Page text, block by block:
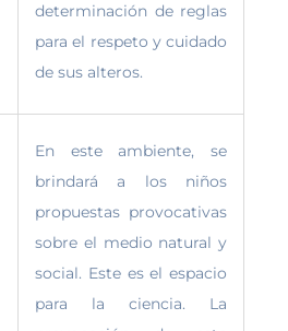
determinación de reglas
para el respeto y cuidado
de sus alteros.
En este ambiente, se
brindará a los niños
propuestas provocativas
sobre el medio natural y
social. Este es el espacio
para la ciencia. La